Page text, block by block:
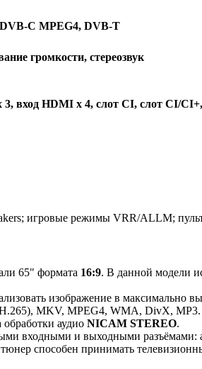
C MPEG4, DVB-T
громкости, стереозвук
вход HDMI x 4, слот CI, слот CI/
игровые режимы VRR/ALLM;
65" формата 16:9. В данной модели
изображение в максимально
MKV, MPEG4, WMA, DivX, MP3.
аудио NICAM STEREO.
входными и выходными
способен принимать